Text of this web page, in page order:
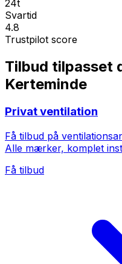
24t
Svartid
4.8
Trustpilot score
Tilbud tilpasset
Kerteminde
Privat ventilation
Få tilbud på
Alle mærker, komplet
Få tilbud